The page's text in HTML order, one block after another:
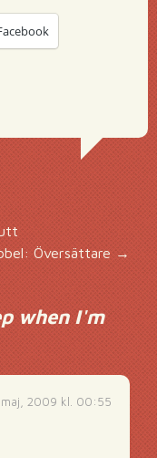
Översättare→
when I'm
maj, 2009 kl. 00:55